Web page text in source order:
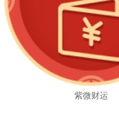
紫微财运